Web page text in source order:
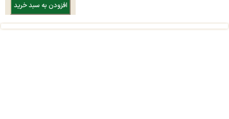
افزودن به سبد خرید